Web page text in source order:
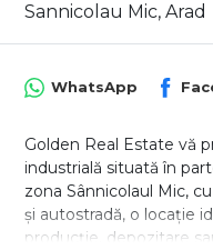
Sannicolau Mic, Arad
WhatsApp
Golden Real Estate vă
industrială situată în
zona Sânnicolaul Mic,
și autostradă, o locație
producție, depozitare